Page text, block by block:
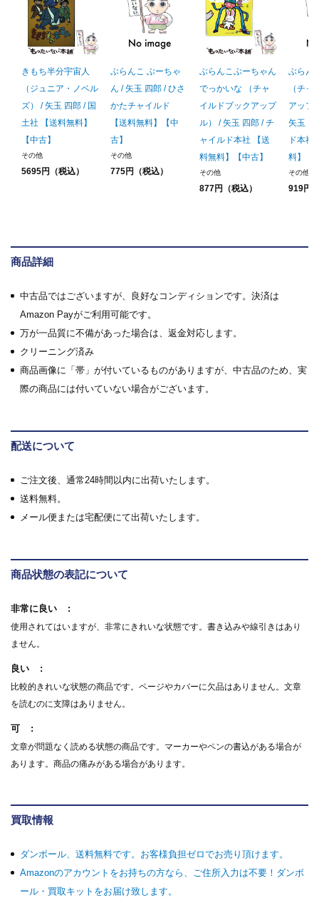
きもち半分宇宙人
（ジュニア・ノベル
ズ） / 矢玉 四郎 / 国
土社 【送料無料】
【中古】
その他
5695円（税込）
ぶらんこ ぶーちゃ
ん / 矢玉 四郎 / ひさ
かたチャイルド
【送料無料】【中
古】
その他
775円（税込）
ぶらんこぶーちゃん
でっかいな （チャ
イルドブックアップ
ル） / 矢玉 四郎 / チ
ャイルド本社 【送
料無料】【中古】
その他
877円（税込）
ぶらん
（チ
アップ
矢玉 四
ド本社
料】【
その他
919円
商品詳細
中古品ではございますが、良好なコンディションです。決済は
Amazon Payがご利用可能です。
万が一品質に不備があった場合は、返金対応します。
クリーニング済み
商品画像に「帯」が付いているものがありますが、中古品のため、実
際の商品には付いていない場合がございます。
配送について
ご注文後、通常24時間以内に出荷いたします。
送料無料。
メール便または宅配便にて出荷いたします。
商品状態の表記について
非常に良い
使用されてはいますが、非常にきれいな状態です。書き込みや線引きはあり
ません。
良い
比較的きれいな状態の商品です。ページやカバーに欠品はありません。文章
を読むのに支障はありません。
可
文章が問題なく読める状態の商品です。マーカーやペンの書込がある場合が
あります。商品の痛みがある場合があります。
買取情報
ダンボール、送料無料です。お客様負担ゼロでお売り頂けます。
Amazonのアカウントをお持ちの方なら、ご住所入力は不要！ダンボ
ール・買取キットをお届け致します。